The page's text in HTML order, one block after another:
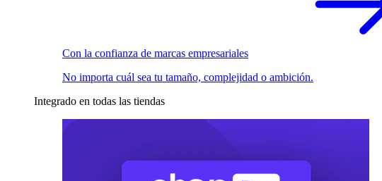
Con la confianza de marcas empresariales
No importa cuál sea tu tamaño, complejidad o ambición.
Integrado en todas las tiendas